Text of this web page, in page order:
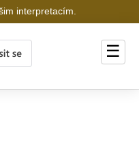
interpretacím.
☰